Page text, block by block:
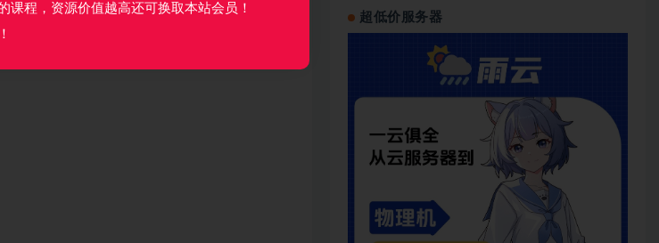
超低价服务器
课程，资源价值越高还可换取本站会员！